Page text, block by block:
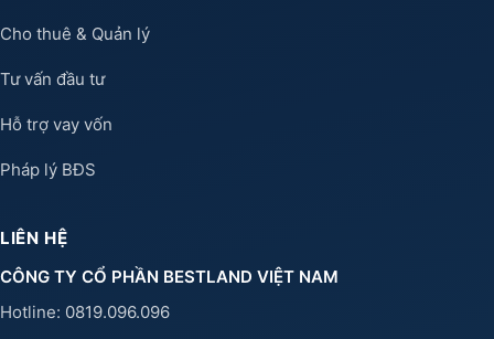
Cho thuê & Quản lý
Tư vấn đầu tư
Hỗ trợ vay vốn
Pháp lý BĐS
LIÊN HỆ
CÔNG TY CỔ PHẦN BESTLAND VIỆT NAM
Hotline: 0819.096.096